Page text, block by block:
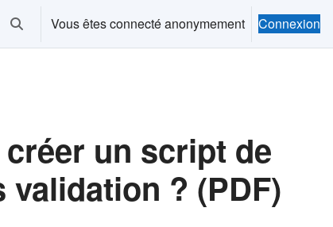
Activer/désactiver la saisie de recherche
Vous êtes connecté anonymement Connexion
un script de
? (PDF)